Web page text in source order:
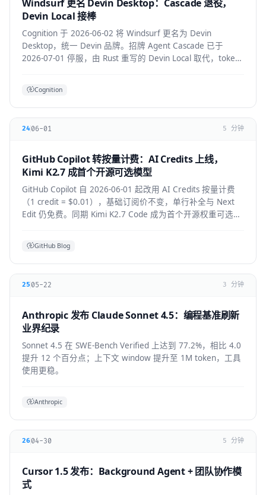
Windsurf 更名 Devin Desktop：Cascade 退役，
Devin Local 接棒
Cognition 于 2026-06-02 将 Windsurf 更名为 Devin
Desktop，统一 Devin 品牌。招牌 Agent Cascade 已于
2026-07-01 停服，由 Rust 重写的 Devin Local 取代，token
Cognition
2406-01 5 分钟
GitHub Copilot 转按量计费：AI Credits 上线，
Kimi K2.7 成首个开源可选模型
GitHub Copilot 自 2026-06-01 起改用 AI Credits 按量计费
（1 credit = $0.01），基础订阅价不变，单行补全与 Next
Edit 仍免费。同期 Kimi K2.7 Code 成为首个开源权重可选模
GitHub Blog
25 05-22 3 分钟
Anthropic 发布 Claude Sonnet 4.5：编程基准刷新
业界纪录
Sonnet 4.5 在 SWE-Bench Verified 上达到 77.2%，相比 4.0
提升 12 个百分点；上下文 window 提升至 1M token，工具
使用更稳。
Anthropic
2604-30 5 分钟
Cursor 1.5 发布：Background Agent + 团队协作模
式